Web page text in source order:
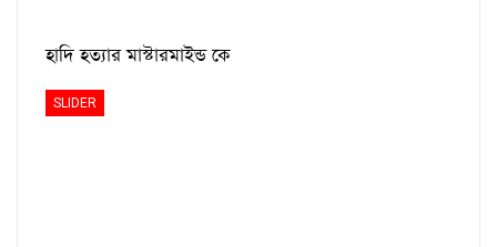
হাদি হত্যার মাস্টারমাইন্ড কে
SLIDER